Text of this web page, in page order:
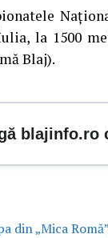
la 1500
Blaj).
blajinfo.ro
din „Mica